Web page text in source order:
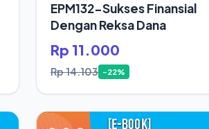
EPM132-Sukses Finansial
Dengan Reksa Dana
Rp 11.000
Rp 14.103 -22%